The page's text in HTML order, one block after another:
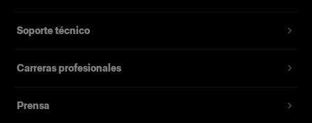
Soporte técnico
Carreras profesionales
Prensa